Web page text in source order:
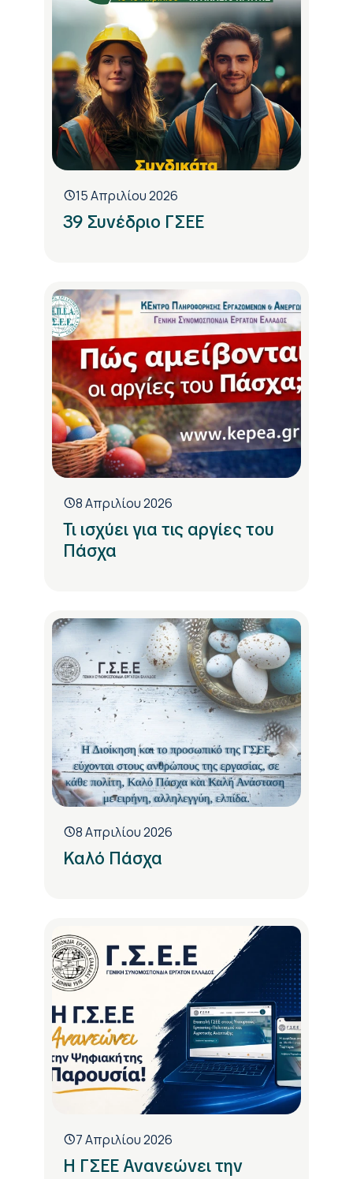
15 Απριλίου 2026
39 Συνέδριο ΓΣΕΕ
8 Απριλίου 2026
Τι ισχύει για τις αργίες του
Πάσχα
8 Απριλίου 2026
Καλό Πάσχα
7 Απριλίου 2026
H ΓΣΕΕ Ανανεώνει την